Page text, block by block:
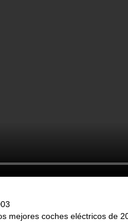
mejores coches eléctricos de